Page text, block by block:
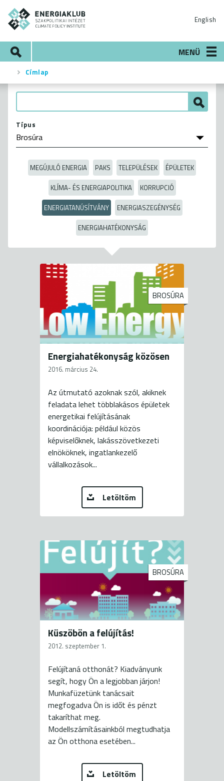
Ugrás
tartalomra
English
MENÜ
Morzsa
Címlap
Típus
MEGÚJULÓ ENERGIA PAKS TELEPÜLÉSEK
ÉPÜLETEK
KLÍMA- ÉS ENERGIAPOLITIKA
KORRUPCIÓ
ENERGIATANÚSÍTVÁNY
ENERGIASZEGÉNYSÉG
ENERGIAHATÉKONYSÁG
BROSÚRA
Energiahatékonyság közösen
2016. március 24.
Az útmutató azoknak szól, akiknek
feladata lehet többlakásos épületek
energetikai felújításának
koordinációja: például közös
képviselőknek, lakásszövetkezeti
elnököknek, ingatlankezelő
vállalkozások...
Letöltöm
BROSÚRA
Küszöbön a felújítás!
2012. szeptember 1.
Felújítaná otthonát? Kiadványunk
segít, hogy Ön a legjobban járjon!
Munkafüzetünk tanácsait
megfogadva Ön is időt és pénzt
takaríthat meg.
Modellszámításainkból megtudhatja
az Ön otthona esetében...
Letöltöm